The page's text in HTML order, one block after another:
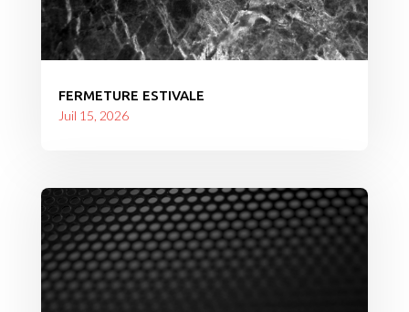
FERMETURE ESTIVALE
Juil 15, 2026